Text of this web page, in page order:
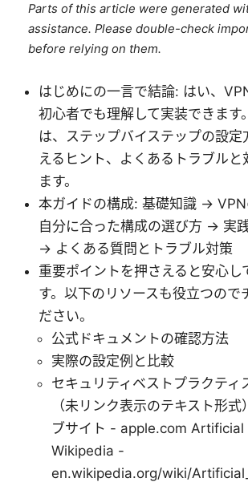
Parts of this article were generated
assistance. Please double-check
before relying on them.
はじめにの一言で結論: はい、
初心者でも理解して実装できます
は、ステップバイステップの設定
えるヒント、よくあるトラブルと
ます。
本ガイドの構成: 基礎知識 →
自分に合った構成の選び方 → 実
→ よくある質問とトラブル対策
重要ポイントを押さえると安心し
す。以下のリソースも役立つので
ださい。
公式ドキュメントの確認方法
実際の設定例と比較
セキュリティベストプラクティ
（未リンク表示のテキスト形
ブサイト - apple.com Artificial
Wikipedia -
en.wikipedia.org/wiki/